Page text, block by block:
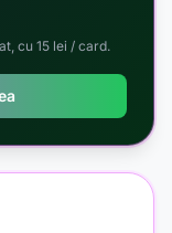
cu 15 lei / card.